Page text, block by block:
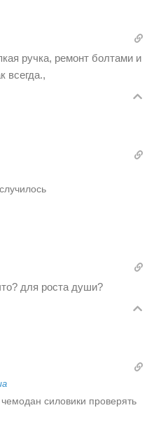
ручка, ремонт болтами и
всегда.,
для роста души?
силовики проверять